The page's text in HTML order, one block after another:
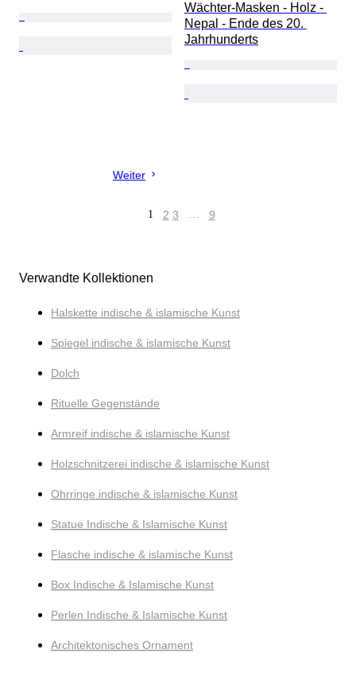
Wächter-Masken - Holz -
Nepal - Ende des 20.
Jahrhunderts
Weiter
1 2 3 … 9
Verwandte Kollektionen
Halskette indische & islamische Kunst
Spiegel indische & islamische Kunst
Dolch
Rituelle Gegenstände
Armreif indische & islamische Kunst
Holzschnitzerei indische & islamische Kunst
Ohrringe indische & islamische Kunst
Statue Indische & Islamische Kunst
Flasche indische & islamische Kunst
Box Indische & Islamische Kunst
Perlen Indische & Islamische Kunst
Architektonisches Ornament